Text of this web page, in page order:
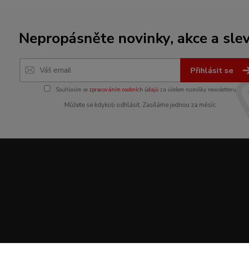
Nepropásněte novinky, akce a
Přihlásit se
Souhlasím se zpracováním osobních údajůza účelem rozesílky newsletteru.
Můžete se kdykoli odhlásit. Zasíláme jednou za měsíc.